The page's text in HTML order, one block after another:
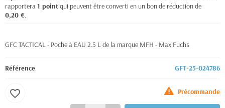
rapportera1 pointqui peuvent être converti en un bon de réduction de
0,20 €.
GFC TACTICAL - Poche à EAU 2.5 L de la marque MFH - Max Fuchs
Référence GFT-25-024786
Précommande
favorite_border